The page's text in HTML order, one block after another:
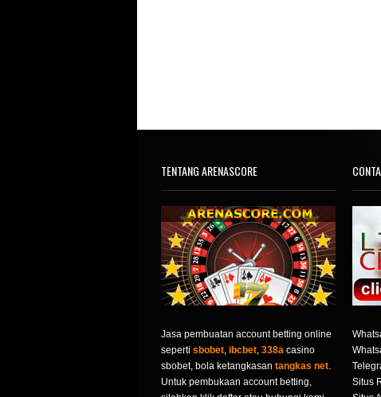
TENTANG ARENASCORE
Jasa pembuatan account betting online
seperti sbobet, ibcbet, 338a casino
sbobet, bola ketangkasan tangkas net.
Untuk pembukaan account betting,
Situs